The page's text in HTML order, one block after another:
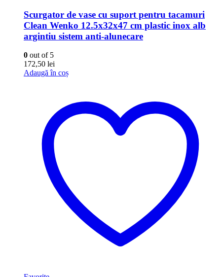
Scurgator de vase cu suport pentru tacamuri
Clean Wenko 12.5x32x47 cm plastic inox alb
argintiu sistem anti-alunecare
0 out of 5
172,50 lei
Adaugă în coș